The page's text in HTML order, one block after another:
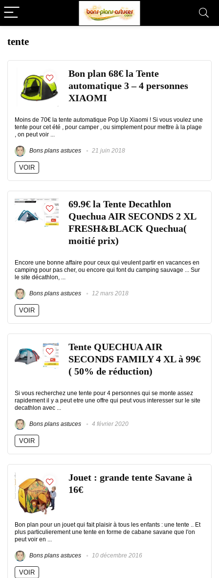
tente
Bon plan 68€ la Tente
automatique 3 – 4 personnes
XIAOMI
Moins de 70€ la tente automatique Pop Up Xiaomi ! Si vous voulez une
tente pour cet été , pour camper , ou simplement pour mettre à la plage
, on peut voir ...
Bons plans astuces 21 juin 2018
VOIR
69.9€ la Tente Decathlon
Quechua AIR SECONDS 2 XL
FRESH&BLACK Quechua(
moitié prix)
Encore une bonne affaire pour ceux qui veulent partir en vacances en
camping pour pas cher, ou encore qui font du camping sauvage ... Sur
le site décathlon, ...
Bons plans astuces 12 mars 2018
VOIR
Tente QUECHUA AIR
SECONDS FAMILY 4 XL à 99€
( 50% de réduction)
Si vous recherchez une tente pour 4 personnes qui se monte assez
rapidement il y a peut etre une offre qui peut vous interesser sur le site
decathlon avec ...
Bons plans astuces 4 février 2020
VOIR
Jouet : grande tente Savane à
16€
Bon plan pour un jouet qui fait plaisir à tous les enfants : une tente .. Et
plus particulierement une tente en forme de cabane savane que l'on
peut voir en ...
Bons plans astuces 10 décembre 2016
VOIR